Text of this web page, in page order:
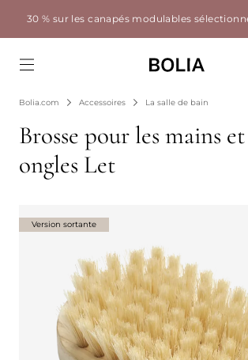
30 % sur les canapés modulables
Bolia.com Accessoires La salle de bain
Brosse pour les mains
ongles Let
Version sortante